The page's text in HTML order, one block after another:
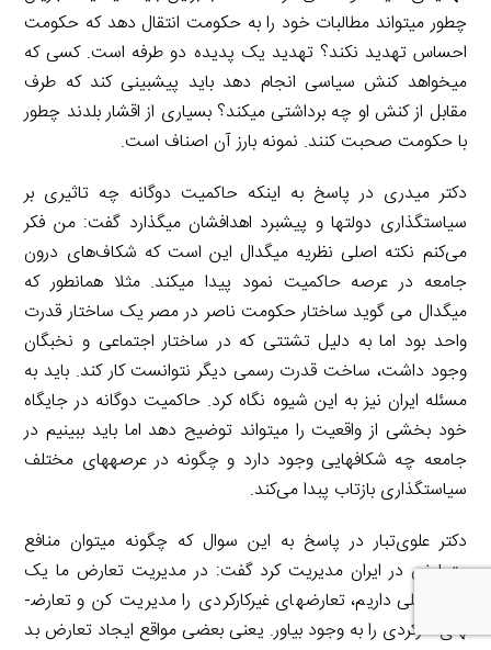
چطور می­تواند مطالبات خود را به حکومت انتقال دهد که حکومت
احساس تهدید نکند؟ تهدید یک پدیده دو طرفه است. کسی که
میخواهد کنش سیاسی انجام دهد باید پیش­بینی کند که طرف
مقابل از کنش او چه برداشتی می­کند؟ بسیاری از اقشار بلدند چطور
با حکومت صحبت کنند. نمونه بارز آن اصناف است.
دکتر میدری در پاسخ به اینکه حاکمیت دوگانه چه تاثیری بر
سیاستگذاری دولت­ها و پیشبرد اهدافشان می­گذارد گفت: من فکر
می‌کنم نکته اصلی نظریه میگدال این است که شکاف‌های درون
جامعه در عرصه حاکمیت نمود پیدا می­کند. مثلا همانطور که
میگدال می گوید ساختار حکومت ناصر در مصر یک ساختار قدرت
واحد بود اما به دلیل تشتتی که در ساختار اجتماعی و نخبگان
وجود داشت، ساخت قدرت رسمی دیگر نتوانست کار کند. باید به
مسئله ایران نیز به این شیوه نگاه کرد. حاکمیت دوگانه در جایگاه
خود بخشی از واقعیت را می­تواند توضیح دهد اما باید ببینیم در
جامعه چه شکاف­هایی وجود دارد و چگونه در عرصه­های مختلف
سیاستگذاری بازتاب پبدا می‌کند.
دکتر علوی­‌تبار در پاسخ به این سوال که چگونه می­توان منافع
متعارض در ایران مدیریت کرد گفت: در مدیریت تعارض ما یک
قاعده کلی داریم، تعارض­های غیرکارکردی را مدیریت کن و تعارض­
های کارکردی را به وجود بیاور. یعنی بعضی مواقع ایجاد تعارض بد